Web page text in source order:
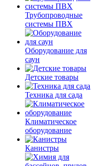
Трубопроводные
системы ПВХ
Оборудование для
саун
Детские товары
Техника для сада
Климатическое
оборудование
Канистры